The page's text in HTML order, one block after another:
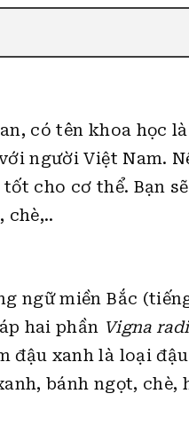
có tên khoa học
người Việt Nam.
cho cơ thể. Bạn
chè,..
ngữ miền Bắc
hai phần Vigna
đậu xanh là loại
bánh ngọt, chè,